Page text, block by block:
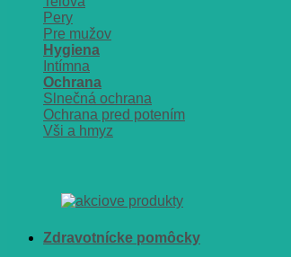
Pery
Pre mužov
Hygiena
Intímna
Ochrana
Slnečná ochrana
Ochrana pred potením
Vši a hmyz
Zdravotnícke pomôcky